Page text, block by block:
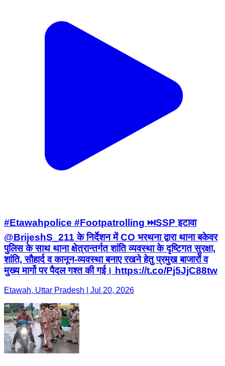
#Etawahpolice #Footpatrolling ⏭️SSP इटावा
@BrijeshS_211 के निर्देशन में CO भरथना द्वारा थाना बकेवर
पुलिस के साथ थाना क्षेत्रान्तर्गत शांति व्यवस्था के दृष्टिगत सुरक्षा,
शांति, सौहार्द व कानून-व्यवस्था बनाए रखने हेतु प्रमुख बाजारों व
मुख्य मार्गो पर पैदल गश्त की गई। https://t.co/Pj5JjC88tw
Etawah, Uttar Pradesh | Jul 20, 2026